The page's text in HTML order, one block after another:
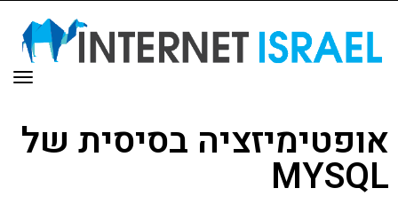
אופטימיזציה בסיסית של
MYSQL